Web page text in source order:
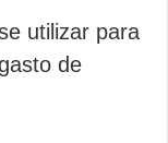
utilizar para
de